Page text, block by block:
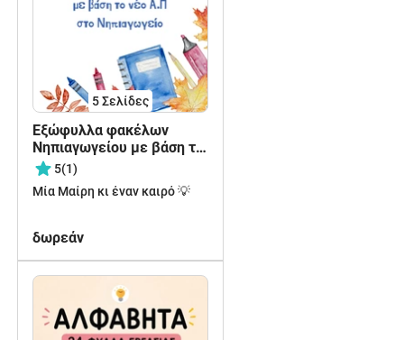
5Σελίδες
Εξώφυλλα φακέλων
Νηπιαγωγείου με βάση το
νέο ΑΠ
5(1)
Μία Μαίρη κι έναν καιρό 💡
δωρεάν